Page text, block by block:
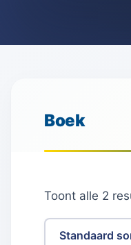
Boek
Toont alle 2